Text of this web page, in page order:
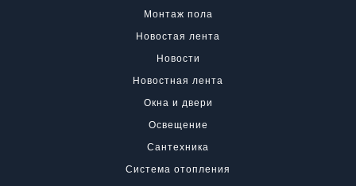
Монтаж пола
Новостая лента
Новости
Новостная лента
Окна и двери
Освещение
Сантехника
Система отопления